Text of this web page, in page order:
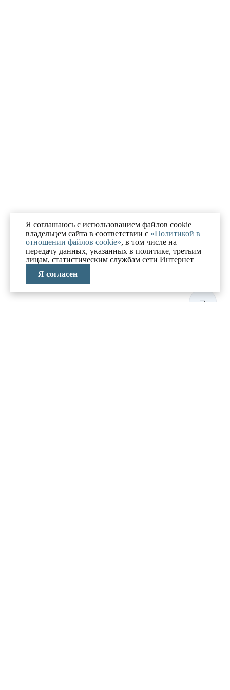
Я соглашаюсь с использованием файлов cookie
владельцем сайта в соответствии с «Политикой в
отношении файлов cookie», в том числе на
передачу данных, указанных в политике, третьим
лицам, статистическим службам сети Интернет
Я согласен